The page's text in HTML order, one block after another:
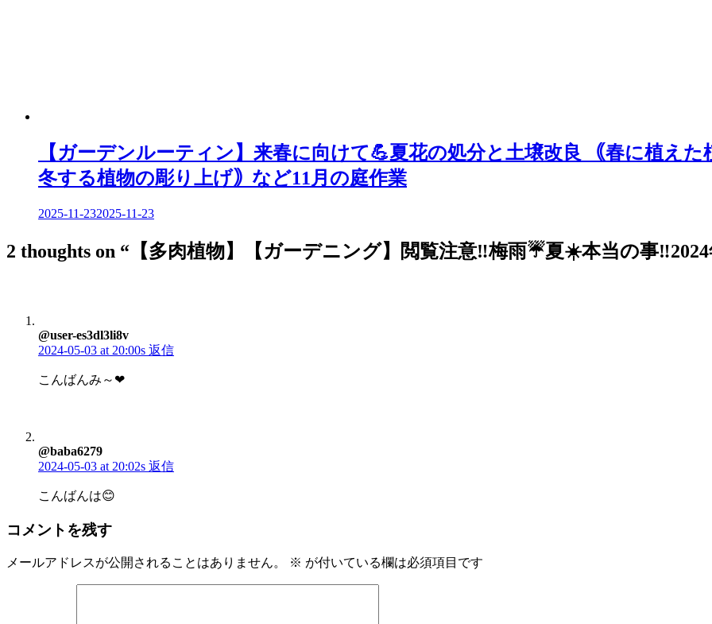
【ガーデンルーティン】来春に向けて💪夏花の処分と土壌改良 ｟春に植え
冬する植物の彫り上げ｠など11月の庭作業
2025-11-232025-11-23
2 thoughts on “ 【多肉植物】【ガーデニング】閲覧注意‼️梅雨☔夏☀️本当の事‼️2024
@user-es3dl3li8v
2024-05-03 at 20:00s 返信
こんばんみ～❤
@baba6279
2024-05-03 at 20:02s 返信
こんばんは😊
コメントを残す
メールアドレスが公開されることはありません。 ※ が付いている欄は必須項目です